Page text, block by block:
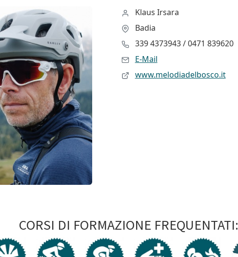
Klaus Irsara
Badia
339 4373943 / 0471 839620
E-Mail
www.melodiadelbosco.it
CORSI DI FORMAZIONE FREQUENTATI: